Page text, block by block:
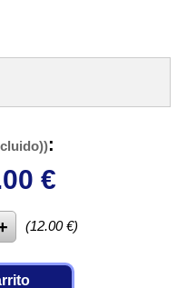
:
€
(12.00€)